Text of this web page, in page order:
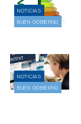
NOTICIAS
BUEN GOBIERNO
NOTICIAS
BUEN GOBIERNO